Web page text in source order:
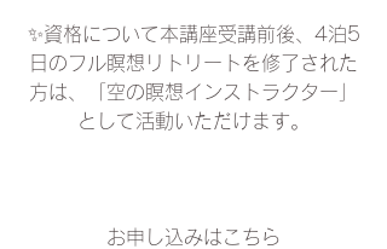
✨資格について本講座受講前後、4泊5
日のフル瞑想リトリートを修了された
方は、「空の瞑想インストラクター」
として活動いただけます。
お申し込みはこちら